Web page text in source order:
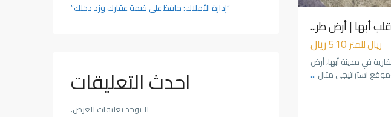
أبها | أرض طر...
ريال للمتر510 ريال
في مدينة أبها، أرض
استراتيجي مثال ...
“إدارة الأملاك: حافظ على قيمة عقارك وزد دخلك”
احدث التعليقات
لا توجد تعليقات للعرض.